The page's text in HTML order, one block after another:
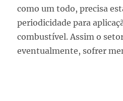
como um todo, precisa
periodicidade para
combustível. Assim o
eventualmente, sofrer